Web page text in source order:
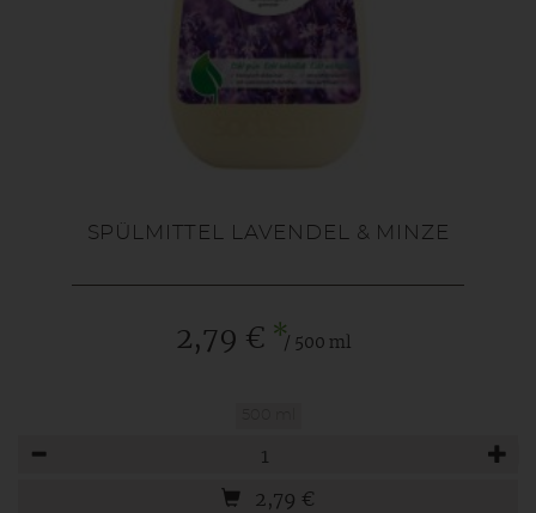
SPÜLMITTEL LAVENDEL & MINZE
2,79 € */ 500 ml
2,79 €